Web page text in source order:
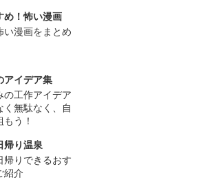
め！怖い漫画
い漫画をまとめ
アイデア集
の工作アイデア
く無駄なく、自
う！
帰り温泉
帰りできるおす
紹介